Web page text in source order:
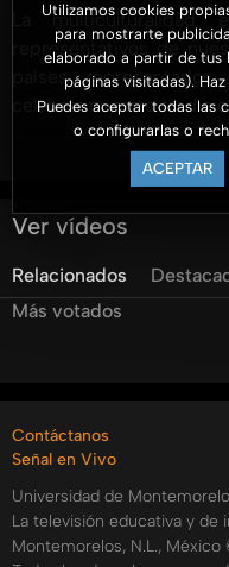
Utilizamos cookies
para mostrarte
elaborado a partir de tus
páginas visitadas).
Puedes aceptar todas las
o configurarlas o
ACEPTAR
La
representativos de
países
celebrar nuestro
que en esta noche se
de las Naciones
Sanidad Vegetal. ¡Qué
Categorías:
Tags:
umtv universidad de
Ver vídeos
Relacionados
Más votados
Contáctanos
Señal en Vivo
Universidad de
La televisión educativa y de
Montemorelos, N.L.,